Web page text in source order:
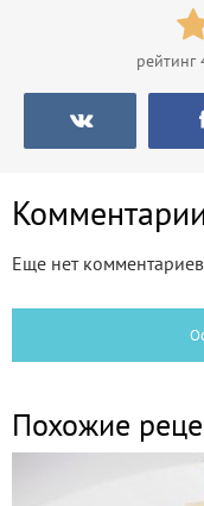
рейтинг
Еще нет
Похожие